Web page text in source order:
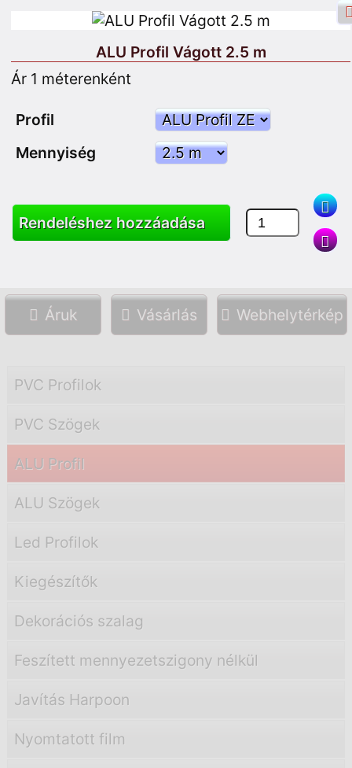
Facebook bejelentkezés Belépés
Iratkozzon fel
Keresés
Áruk Vásárlás Webhelytérkép
PVC Profilok
PVC Szögek
ALU Profil
ALU Szögek
Led Profilok
Kiegészítők
Dekorációs szalag
Feszített mennyezetszigony nélkül
Javítás Harpoon
Nyomtatott film
ALU Profil Vágott 2.5 m
Ár 1 méterenként
Profil
Mennyiség
Rendeléshez hozzáadása